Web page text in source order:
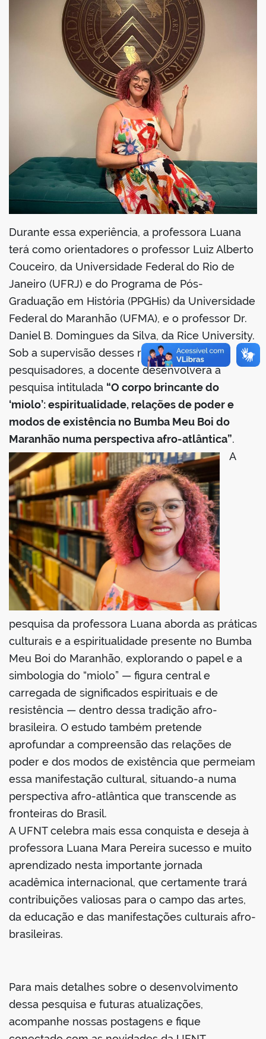
portal
Durante essa experiência, a professora Luana
terá como orientadores o professor Luiz Alberto
Couceiro, da Universidade Federal do Rio de
Janeiro (UFRJ) e do Programa de Pós-
Graduação em História (PPGHis) da Universidade
Federal do Maranhão (UFMA), e o professor Dr.
Daniel B. Domingues da Silva, da Rice University.
Sob a supervisão desses renomados
pesquisadores, a docente desenvolverá a
pesquisa intitulada “O corpo brincante do
‘miolo’: espiritualidade, relações de poder e
modos de existência no Bumba Meu Boi do
Maranhão numa perspectiva afro-atlântica”.
A
pesquisa da professora Luana aborda as práticas
culturais e a espiritualidade presente no Bumba
Meu Boi do Maranhão, explorando o papel e a
simbologia do “miolo” — figura central e
carregada de significados espirituais e de
resistência — dentro dessa tradição afro-
brasileira. O estudo também pretende
aprofundar a compreensão das relações de
poder e dos modos de existência que permeiam
essa manifestação cultural, situando-a numa
perspectiva afro-atlântica que transcende as
fronteiras do Brasil.
A UFNT celebra mais essa conquista e deseja à
professora Luana Mara Pereira sucesso e muito
aprendizado nesta importante jornada
acadêmica internacional, que certamente trará
contribuições valiosas para o campo das artes,
da educação e das manifestações culturais afro-
brasileiras.
Para mais detalhes sobre o desenvolvimento
dessa pesquisa e futuras atualizações,
acompanhe nossas postagens e fique